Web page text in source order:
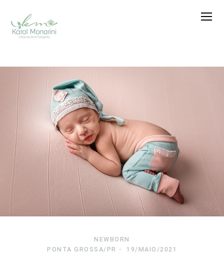
NEWBORN
PONTA GROSSA/PR
19/MAIO/2021